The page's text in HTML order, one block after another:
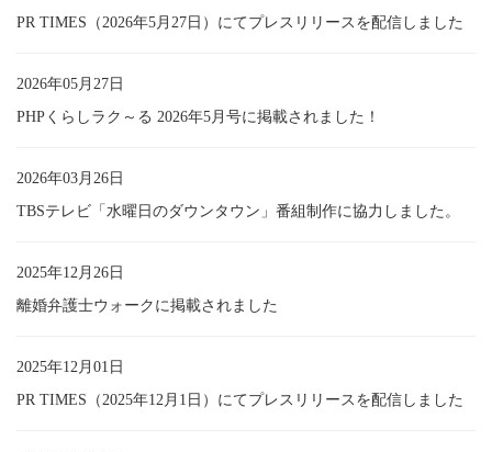
PR TIMES（2026年5月27日）にてプレスリリースを配信しました
2026年05月27日
PHPくらしラク～る 2026年5月号に掲載されました！
2026年03月26日
TBSテレビ「水曜日のダウンタウン」番組制作に協力しました。
2025年12月26日
離婚弁護士ウォークに掲載されました
2025年12月01日
PR TIMES（2025年12月1日）にてプレスリリースを配信しました